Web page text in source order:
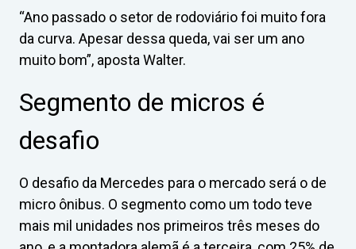
“Ano passado o setor de rodoviário foi muito fora
da curva. Apesar dessa queda, vai ser um ano
muito bom”, aposta Walter.
Segmento de micros é
desafio
O desafio da Mercedes para o mercado será o de
micro ônibus. O segmento como um todo teve
mais mil unidades nos primeiros três meses do